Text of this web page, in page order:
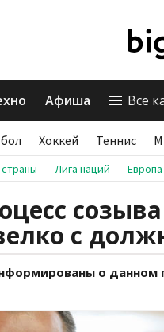
Афиша Все
Хоккей Теннис
Лига наций Европа
созыва
с
о данном